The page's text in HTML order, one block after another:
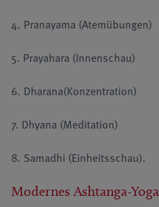
4. Pranayama (Atemübungen)
5. Prayahara (Innenschau)
6. Dharana(Konzentration)
7. Dhyana (Meditation)
8. Samadhi (Einheitsschau).
Modernes Ashtanga-Yoga